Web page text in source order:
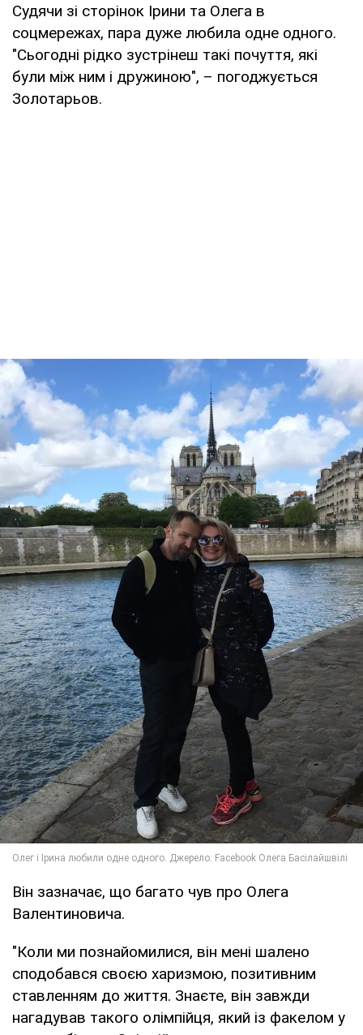
Судячи зі сторінок Ірини та Олега в
соцмережах, пара дуже любила одне одного.
"Сьогодні рідко зустрінеш такі почуття, які
були між ним і дружиною", – погоджується
Золотарьов.
Він зазначає, що багато чув про Олега
Валентиновича.
"Коли ми познайомилися, він мені шалено
сподобався своєю харизмою, позитивним
ставленням до життя. Знаєте, він завжди
нагадував такого олімпійця, який із факелом у